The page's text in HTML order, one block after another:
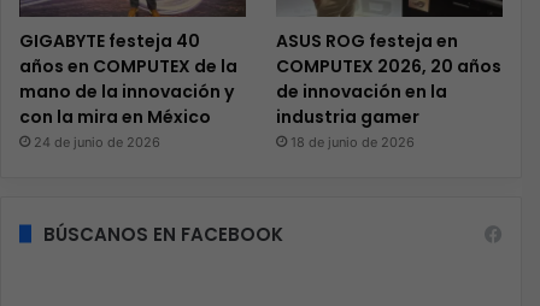
GIGABYTE festeja 40
años en COMPUTEX de la
mano de la innovación y
con la mira en México
24 de junio de 2026
ASUS ROG festeja en
COMPUTEX 2026, 20 años
de innovación en la
industria gamer
18 de junio de 2026
BÚSCANOS EN FACEBOOK